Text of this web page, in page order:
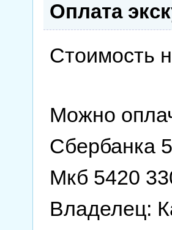
Оплата
Стоимость
Можно
Сбербанка
Мкб 5420
Владелец: